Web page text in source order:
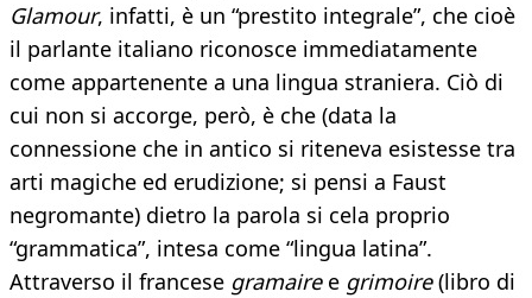
Glamour, infatti, è un “prestito integrale”, che cioè
il parlante italiano riconosce immediatamente
come appartenente a una lingua straniera. Ciò di
cui non si accorge, però, è che (data la
connessione che in antico si riteneva esistesse tra
arti magiche ed erudizione; si pensi a Faust
negromante) dietro la parola si cela proprio
“grammatica”, intesa come “lingua latina”.
Attraverso il francese gramairee grimoire(libro di